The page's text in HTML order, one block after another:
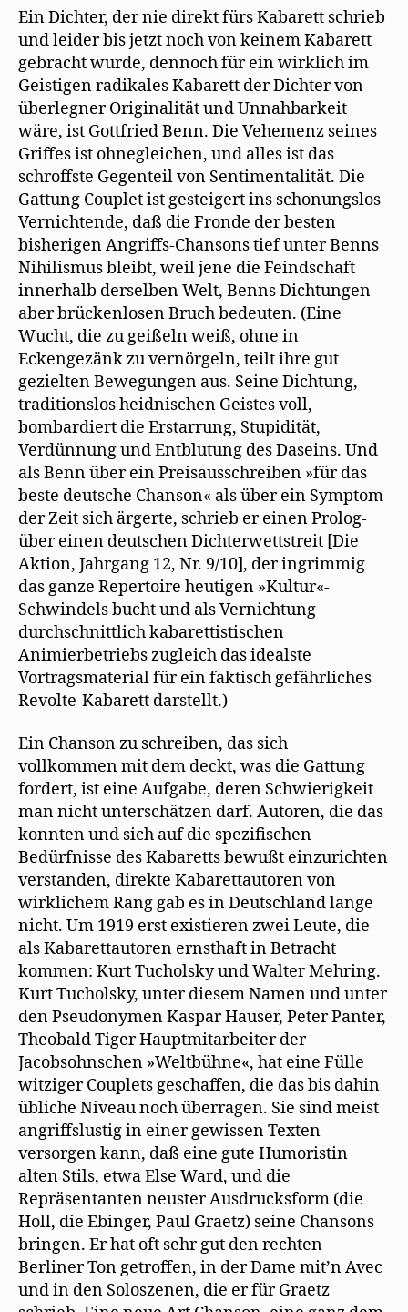
Ein Dichter, der nie direkt fürs Kabarett schrieb
und leider bis jetzt noch von keinem Kabarett
gebracht wurde, dennoch für ein wirklich im
Geistigen radikales Kabarett der Dichter von
überlegner Originalität und Unnahbarkeit
wäre, ist Gottfried Benn. Die Vehemenz seines
Griffes ist ohnegleichen, und alles ist das
schroffste Gegenteil von Sentimentalität. Die
Gattung Couplet ist gesteigert ins schonungslos
Vernichtende, daß die Fronde der besten
bisherigen Angriffs-Chansons tief unter Benns
Nihilismus bleibt, weil jene die Feindschaft
innerhalb derselben Welt, Benns Dichtungen
aber brückenlosen Bruch bedeuten. (Eine
Wucht, die zu geißeln weiß, ohne in
Eckengezänk zu vernörgeln, teilt ihre gut
gezielten Bewegungen aus. Seine Dichtung,
traditionslos heidnischen Geistes voll,
bombardiert die Erstarrung, Stupidität,
Verdünnung und Entblutung des Daseins. Und
als Benn über ein Preisausschreiben »für das
beste deutsche Chanson« als über ein Symptom
der Zeit sich ärgerte, schrieb er einen Prolog-
über einen deutschen Dichterwettstreit [Die
Aktion, Jahrgang 12, Nr. 9/10], der ingrimmig
das ganze Repertoire heutigen »Kultur«-
Schwindels bucht und als Vernichtung
durchschnittlich kabarettistischen
Animierbetriebs zugleich das idealste
Vortragsmaterial für ein faktisch gefährliches
Revolte-Kabarett darstellt.)
Ein Chanson zu schreiben, das sich
vollkommen mit dem deckt, was die Gattung
fordert, ist eine Aufgabe, deren Schwierigkeit
man nicht unterschätzen darf. Autoren, die das
konnten und sich auf die spezifischen
Bedürfnisse des Kabaretts bewußt einzurichten
verstanden, direkte Kabarettautoren von
wirklichem Rang gab es in Deutschland lange
nicht. Um 1919 erst existieren zwei Leute, die
als Kabarettautoren ernsthaft in Betracht
kommen: Kurt Tucholsky und Walter Mehring.
Kurt Tucholsky, unter diesem Namen und unter
den Pseudonymen Kaspar Hauser, Peter Panter,
Theobald Tiger Hauptmitarbeiter der
Jacobsohnschen »Weltbühne«, hat eine Fülle
witziger Couplets geschaffen, die das bis dahin
übliche Niveau noch überragen. Sie sind meist
angriffslustig in einer gewissen Texten
versorgen kann, daß eine gute Humoristin
alten Stils, etwa Else Ward, und die
Repräsentanten neuster Ausdrucksform (die
Holl, die Ebinger, Paul Graetz) seine Chansons
bringen. Er hat oft sehr gut den rechten
Berliner Ton getroffen, in der Dame mit’n Avec
und in den Soloszenen, die er für Graetz